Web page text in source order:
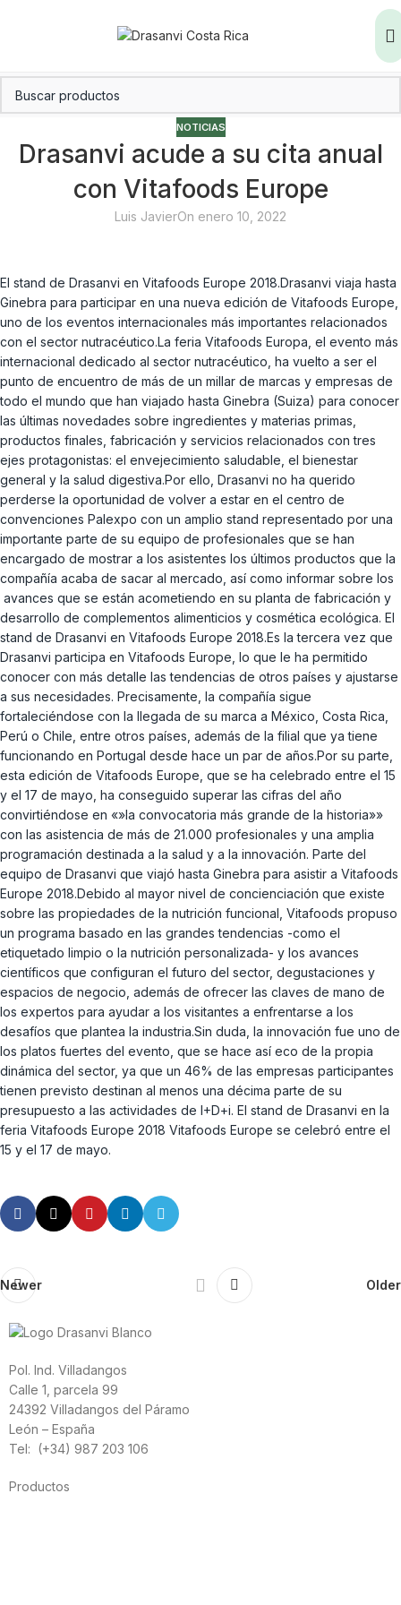
NOTICIAS
Drasanvi acude a su cita anual
con Vitafoods Europe
Luis JavierOn enero 10, 2022
El stand de Drasanvi en Vitafoods Europe 2018.Drasanvi viaja hasta
Ginebra para participar en una nueva edición de Vitafoods Europe,
uno de los eventos internacionales más importantes relacionados
con el sector nutracéutico.La feria Vitafoods Europa, el evento más
internacional dedicado al sector nutracéutico, ha vuelto a ser el
punto de encuentro de más de un millar de marcas y empresas de
todo el mundo que han viajado hasta Ginebra (Suiza) para conocer
las últimas novedades sobre ingredientes y materias primas,
productos finales, fabricación y servicios relacionados con tres
ejes protagonistas: el envejecimiento saludable, el bienestar
general y la salud digestiva.Por ello, Drasanvi no ha querido
perderse la oportunidad de volver a estar en el centro de
convenciones Palexpo con un amplio stand representado por una
importante parte de su equipo de profesionales que se han
encargado de mostrar a los asistentes los últimos productos que la
compañía acaba de sacar al mercado, así como informar sobre los
avances que se están acometiendo en su planta de fabricación y
desarrollo de complementos alimenticios y cosmética ecológica. El
stand de Drasanvi en Vitafoods Europe 2018.Es la tercera vez que
Drasanvi participa en Vitafoods Europe, lo que le ha permitido
conocer con más detalle las tendencias de otros países y ajustarse
a sus necesidades. Precisamente, la compañía sigue
fortaleciéndose con la llegada de su marca a México, Costa Rica,
Perú o Chile, entre otros países, además de la filial que ya tiene
funcionando en Portugal desde hace un par de años.Por su parte,
esta edición de Vitafoods Europe, que se ha celebrado entre el 15
y el 17 de mayo, ha conseguido superar las cifras del año
convirtiéndose en «»la convocatoria más grande de la historia»»
con las asistencia de más de 21.000 profesionales y una amplia
programación destinada a la salud y a la innovación. Parte del
equipo de Drasanvi que viajó hasta Ginebra para asistir a Vitafoods
Europe 2018.Debido al mayor nivel de concienciación que existe
sobre las propiedades de la nutrición funcional, Vitafoods propuso
un programa basado en las grandes tendencias -como el
etiquetado limpio o la nutrición personalizada- y los avances
científicos que configuran el futuro del sector, degustaciones y
espacios de negocio, además de ofrecer las claves de mano de
los expertos para ayudar a los visitantes a enfrentarse a los
desafíos que plantea la industria.Sin duda, la innovación fue uno de
los platos fuertes del evento, que se hace así eco de la propia
dinámica del sector, ya que un 46% de las empresas participantes
tienen previsto destinan al menos una décima parte de su
presupuesto a las actividades de I+D+i. El stand de Drasanvi en la
feria Vitafoods Europe 2018 Vitafoods Europe se celebró entre el
15 y el 17 de mayo.
Newer Older
Pol. Ind. Villadangos
Calle 1, parcela 99
24392 Villadangos del Páramo
León – España
Tel: (+34) 987 203 106
Productos